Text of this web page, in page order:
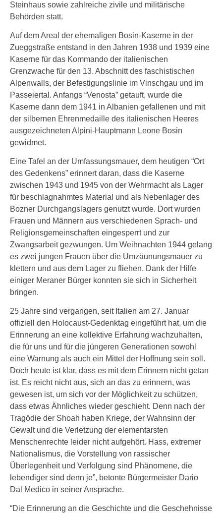
Steinhaus sowie zahlreiche zivile und militärische
Behörden statt.
Auf dem Areal der ehemaligen Bosin-Kaserne in der
Zueggstraße entstand in den Jahren 1938 und 1939 eine
Kaserne für das Kommando der italienischen
Grenzwache für den 13. Abschnitt des faschistischen
Alpenwalls, der Befestigungslinie im Vinschgau und im
Passeiertal. Anfangs “Venosta” getauft, wurde die
Kaserne dann dem 1941 in Albanien gefallenen und mit
der silbernen Ehrenmedaille des italienischen Heeres
ausgezeichneten Alpini-Hauptmann Leone Bosin
gewidmet.
Eine Tafel an der Umfassungsmauer, dem heutigen “Ort
des Gedenkens” erinnert daran, dass die Kaserne
zwischen 1943 und 1945 von der Wehrmacht als Lager
für beschlagnahmtes Material und als Nebenlager des
Bozner Durchgangslagers genutzt wurde. Dort wurden
Frauen und Männern aus verschiedenen Sprach- und
Religionsgemeinschaften eingesperrt und zur
Zwangsarbeit gezwungen. Um Weihnachten 1944 gelang
es zwei jungen Frauen über die Umzäunungsmauer zu
klettern und aus dem Lager zu fliehen. Dank der Hilfe
einiger Meraner Bürger konnten sie sich in Sicherheit
bringen.
25 Jahre sind vergangen, seit Italien am 27. Januar
offiziell den Holocaust-Gedenktag eingeführt hat, um die
Erinnerung an eine kollektive Erfahrung wachzuhalten,
die für uns und für die jüngeren Generationen sowohl
eine Warnung als auch ein Mittel der Hoffnung sein soll.
Doch heute ist klar, dass es mit dem Erinnern nicht getan
ist. Es reicht nicht aus, sich an das zu erinnern, was
gewesen ist, um sich vor der Möglichkeit zu schützen,
dass etwas Ähnliches wieder geschieht. Denn nach der
Tragödie der Shoah haben Kriege, der Wahnsinn der
Gewalt und die Verletzung der elementarsten
Menschenrechte leider nicht aufgehört. Hass, extremer
Nationalismus, die Vorstellung von rassischer
Überlegenheit und Verfolgung sind Phänomene, die
lebendiger sind denn je”, betonte Bürgermeister Dario
Dal Medico in seiner Ansprache.
“Die Erinnerung an die Geschichte und die Geschehnisse